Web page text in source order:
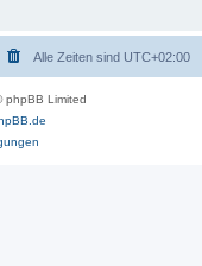
Alle Zeiten sind UTC+02:00
phpBB Limited